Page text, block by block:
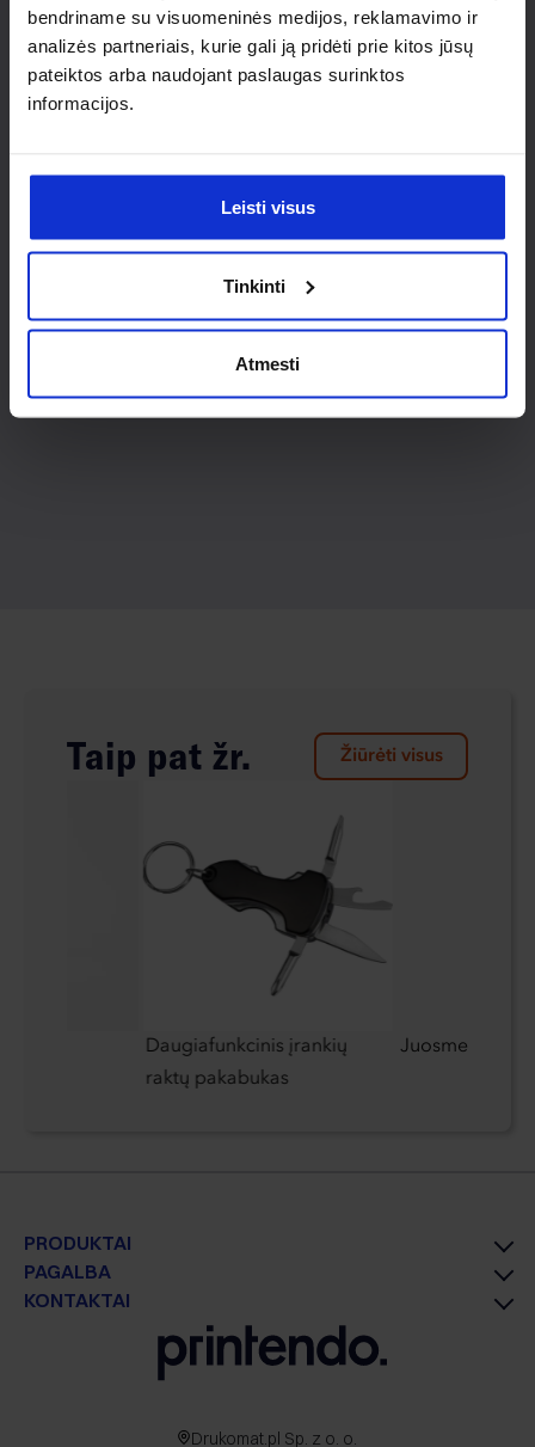
bendriname su visuomeninės medijos, reklamavimo ir
analizės partneriais, kurie gali ją pridėti prie kitos jūsų
pateiktos arba naudojant paslaugas surinktos
informacijos.
Leisti visus
Tinkinti
Atmesti
nestandartinio produkto aptarimo.
Susisiekti
Taip pat žr. Žiūrėti visus
Daugiafunkcinis įrankių
raktų pakabukas
Juosmens
PRODUKTAI
PAGALBA
KONTAKTAI
Drukomat.pl Sp. z o. o.